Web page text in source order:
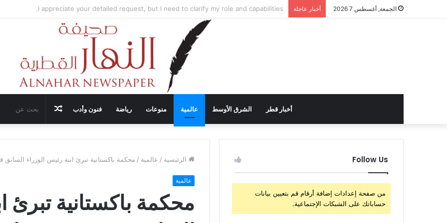
الجمعة, أغسطس 7 2026 أخبار عاجلة الولايات المتحدة تستضيف محادثات وقف إطلاق النار في غزة مع قطر وتركيا ومصر
أخبار قطر الشرق الأوسط عالمية منوعات رياضة فنون وأدب مقال
عشوائي
الرئيسية / عالمية / محكمة باكستانية تبرئ ابنة رئيس الوزراء
عالمية
محكمة باكستانية تبرئ
Follow Us
من صفحة إعدادات إضافة أرقام قم بتعيين بيانات
حساباتك على الشبكات الإجتماعية.